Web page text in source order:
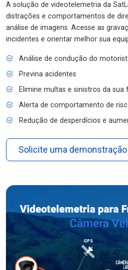
A solução de videotelemetria da
distrações e comportamentos de
análise de imagens. Acesse as
incidentes e orientar melhor sua
Análise de condução do
Previna acidentes
Elimine multas e sinistros da sua
Alerta de comportamento de
Redução de desperdícios e
Solicite uma demonstração